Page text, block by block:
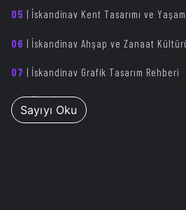
05 | İskandinav Kent Tasarımı ve
06 | İskandinav Ahşap ve Zanaat
07 | İskandinav Grafik Tasarım Rehberi
08| Ünlü İskandinav Tasarımcıları ve
Sayıyı Oku